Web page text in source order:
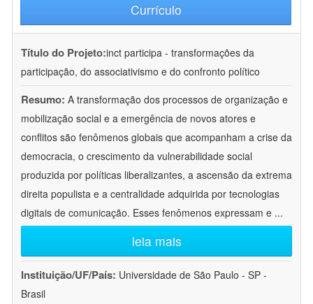
Currículo
Título do Projeto:inct participa - transformações da
participação, do associativismo e do confronto político
Resumo: A transformação dos processos de organização e
mobilização social e a emergência de novos atores e
conflitos são fenômenos globais que acompanham a crise da
democracia, o crescimento da vulnerabilidade social
produzida por políticas liberalizantes, a ascensão da extrema
direita populista e a centralidade adquirida por tecnologias
digitais de comunicação. Esses fenômenos expressam e ...
leia mais
Instituição/UF/País: Universidade de São Paulo - SP -
Brasil